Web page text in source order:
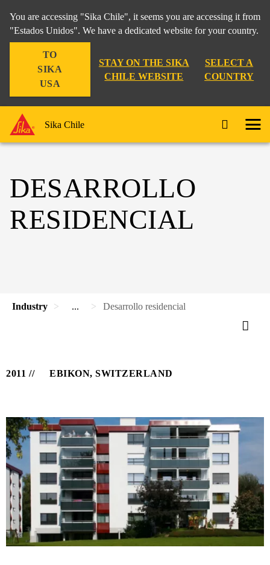
You are accessing "Sika Chile", it seems you are accessing it from
"Estados Unidos". We have a dedicated website for your country.
TO
SIKA
USA
STAY ON THE SIKA
CHILE WEBSITE
SELECT A
COUNTRY
Sika Chile
DESARROLLO
RESIDENCIAL
Industry ... Desarrollo residencial
2011 EBIKON, SWITZERLAND